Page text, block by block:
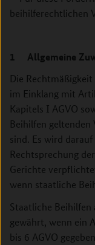
beihilferechtlichen
1 Allgemeine
Die
im Einklang mit
Kapitels I AGVO
Beihilfen
sind. Es wird
Rechtsprechung
Gerichte
wenn staatliche
Staatliche Beihilfen
gewährt, wenn ein
bis 6 AGVO